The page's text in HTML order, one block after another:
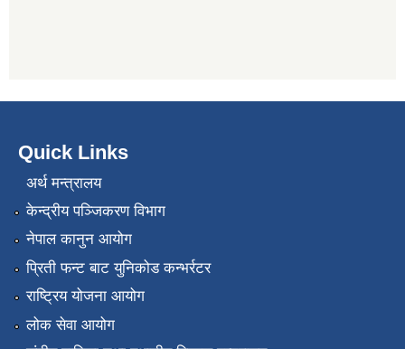
Quick Links
अर्थ मन्त्रालय
केन्द्रीय पञ्जिकरण विभाग
नेपाल कानुन आयोग
प्रिती फन्ट बाट युनिकोड कन्भर्रटर
राष्ट्रिय योजना आयोग
लोक सेवा आयोग